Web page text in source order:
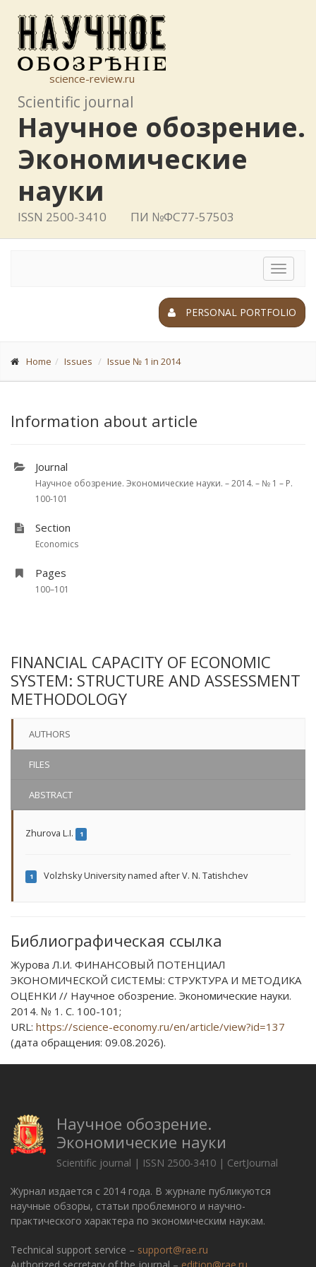
science-review.ru
Scientific journal
Научное обозрение.
Экономические
науки
ISSN 2500-3410 ПИ №ФС77-57503
Toggle
PERSONAL PORTFOLIO
Home Issues Issue № 1 in 2014
Information about article
Journal
Научное обозрение. Экономические науки. – 2014. – № 1 – P.
100-101
Section
Economics
Pages
100–101
FINANCIAL CAPACITY OF ECONOMIC
SYSTEM: STRUCTURE AND ASSESSMENT
METHODOLOGY
AUTHORS
FILES
ABSTRACT
Zhurova L.I. 1
1 Volzhsky University named after V. N. Tatishchev
Библиографическая ссылка
Журова Л.И. ФИНАНСОВЫЙ ПОТЕНЦИАЛ
ЭКОНОМИЧЕСКОЙ СИСТЕМЫ: СТРУКТУРА И МЕТОДИКА
ОЦЕНКИ // Научное обозрение. Экономические науки.
2014. № 1. С. 100-101;
URL: https://science-economy.ru/en/article/view?id=137
(дата обращения: 09.08.2026).
Научное обозрение.
Экономические науки
Scientific journal | ISSN 2500-3410 | CertJournal
Журнал издается с 2014 года. В журнале публикуются
научные обзоры, статьи проблемного и научно-
практического характера по экономическим наукам.
Technical support service – support@rae.ru